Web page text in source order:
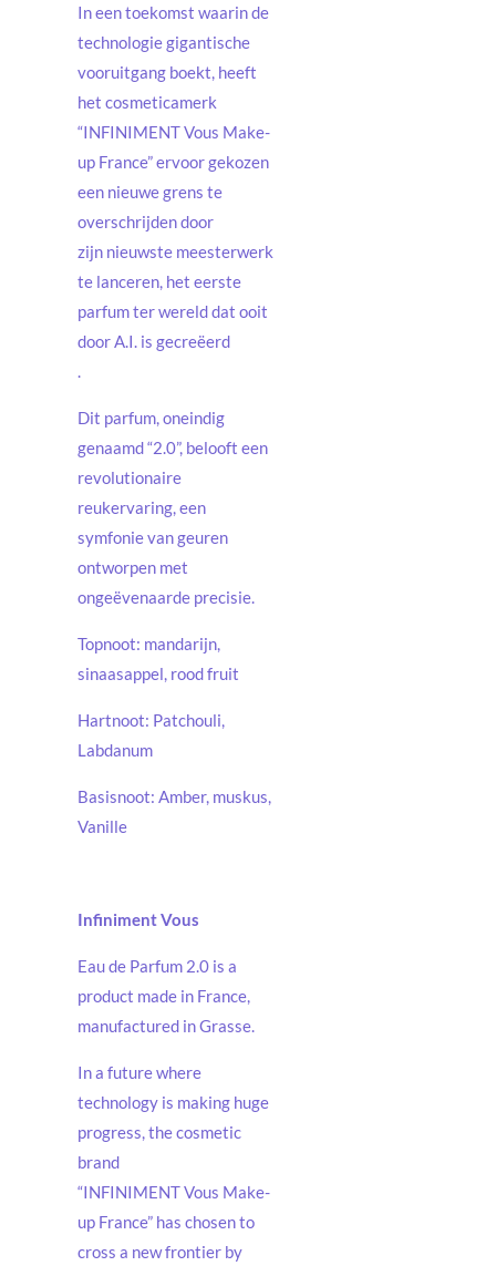
In een toekomst waarin de
technologie gigantische
vooruitgang boekt, heeft
het cosmeticamerk
“INFINIMENT Vous Make-
up France” ervoor gekozen
een nieuwe grens te
overschrijden door
zijn nieuwste meesterwerk
te lanceren, het eerste
parfum ter wereld dat ooit
door A.I. is gecreëerd
.
Dit parfum, oneindig
genaamd “2.0”, belooft een
revolutionaire
reukervaring, een
symfonie van geuren
ontworpen met
ongeëvenaarde precisie.
Topnoot: mandarijn,
sinaasappel, rood fruit
Hartnoot: Patchouli,
Labdanum
Basisnoot: Amber, muskus,
Vanille
Infiniment Vous
Eau de Parfum 2.0 is a
product made in France,
manufactured in Grasse.
In a future where
technology is making huge
progress, the cosmetic
brand
“INFINIMENT Vous Make-
up France” has chosen to
cross a new frontier by